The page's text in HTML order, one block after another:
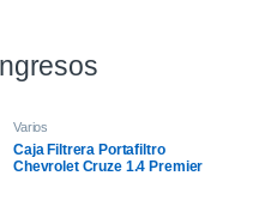
Varios
Caja Filtrera Portafiltro
Chevrolet Cruze 1.4 Premier